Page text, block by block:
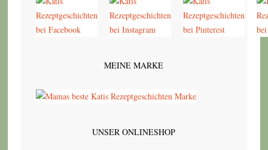
MEINE MARKE
UNSER ONLINESHOP